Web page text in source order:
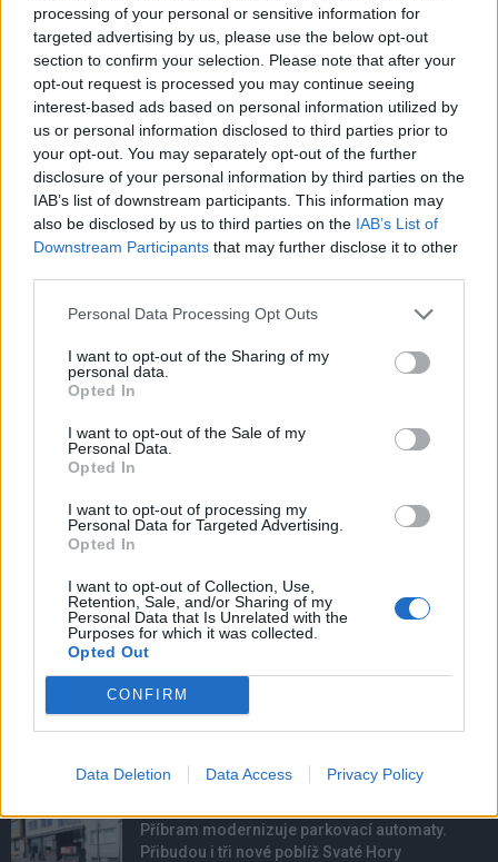
processing of your personal or sensitive information for
targeted advertising by us, please use the below opt-out
section to confirm your selection. Please note that after your
opt-out request is processed you may continue seeing
interest-based ads based on personal information utilized by
us or personal information disclosed to third parties prior to
your opt-out. You may separately opt-out of the further
disclosure of your personal information by third parties on the
IAB’s list of downstream participants. This information may
also be disclosed by us to third parties on the IAB’s List of
Downstream Participants that may further disclose it to other
Personal Data Processing Opt Outs
I want to opt-out of the Sharing of my
personal data.
Opted In
I want to opt-out of the Sale of my
Personal Data.
Opted In
I want to opt-out of processing my
Personal Data for Targeted Advertising.
Opted In
I want to opt-out of Collection, Use,
Retention, Sale, and/or Sharing of my
Personal Data that Is Unrelated with the
Purposes for which it was collected.
Opted Out
CONFIRM
Data Deletion Data Access Privacy Policy
Kultura
Fesťáczek Presents poprvé míří do
Lesního divadla Skalka. Nabídne hudbu,
divadlo i tvořivé dílny
Obděnice vzpomínaly na filmovou legendu
6. 8. 2026
4. 8. 2026
Příbram modernizuje parkovací automaty.
Přibudou i tři nové poblíž Svaté Hory